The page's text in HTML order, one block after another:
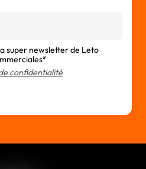
super newsletter de Leto
confidentialité